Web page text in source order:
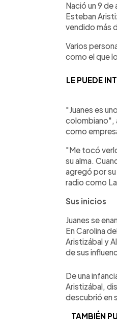
Nació un 9
Esteban
vendido más
Varios
como el que
LE PUEDE
"Juanes es
colombiano",
como
"Me tocó
su alma.
agregó por
radio como
Sus inicios
Juanes se
En Carolina
Aristizábal y
de sus
De una
Aristizábal,
descubrió en
TAMBIÉN